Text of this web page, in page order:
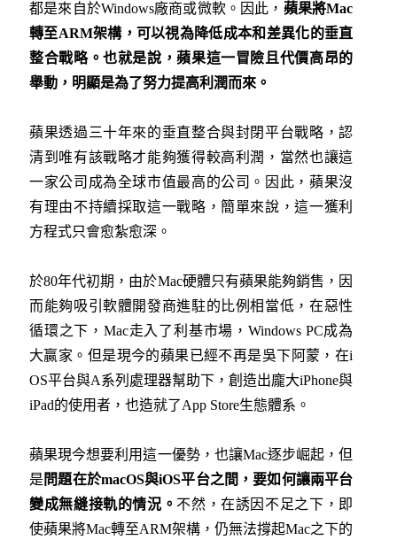
都是來自於Windows廠商或微軟。因此， 蘋果將Mac
轉至ARM架構，可以視為降低成本和差異化的垂直
整合戰略。也就是說，蘋果這一冒險且代價高昂的
舉動，明顯是為了努力提高利潤而來。
蘋果透過三十年來的垂直整合與封閉平台戰略，認
清到唯有該戰略才能夠獲得較高利潤，當然也讓這
一家公司成為全球市值最高的公司。因此，蘋果沒
有理由不持續採取這一戰略，簡單來說，這一獲利
方程式只會愈紮愈深。
於80年代初期，由於Mac硬體只有蘋果能夠銷售，因
而能夠吸引軟體開發商進駐的比例相當低，在惡性
循環之下，Mac走入了利基市場，Windows PC成為
大贏家。但是現今的蘋果已經不再是吳下阿蒙，在i
OS平台與A系列處理器幫助下，創造出龐大iPhone與
iPad的使用者，也造就了App Store生態體系。
蘋果現今想要利用這一優勢，也讓Mac逐步崛起，但
是 問題在於macOS與iOS平台之間，要如何讓兩平台
變成無縫接軌的情況。 不然，在誘因不足之下，即
使蘋果將Mac轉至ARM架構，仍無法撐起Mac之下的